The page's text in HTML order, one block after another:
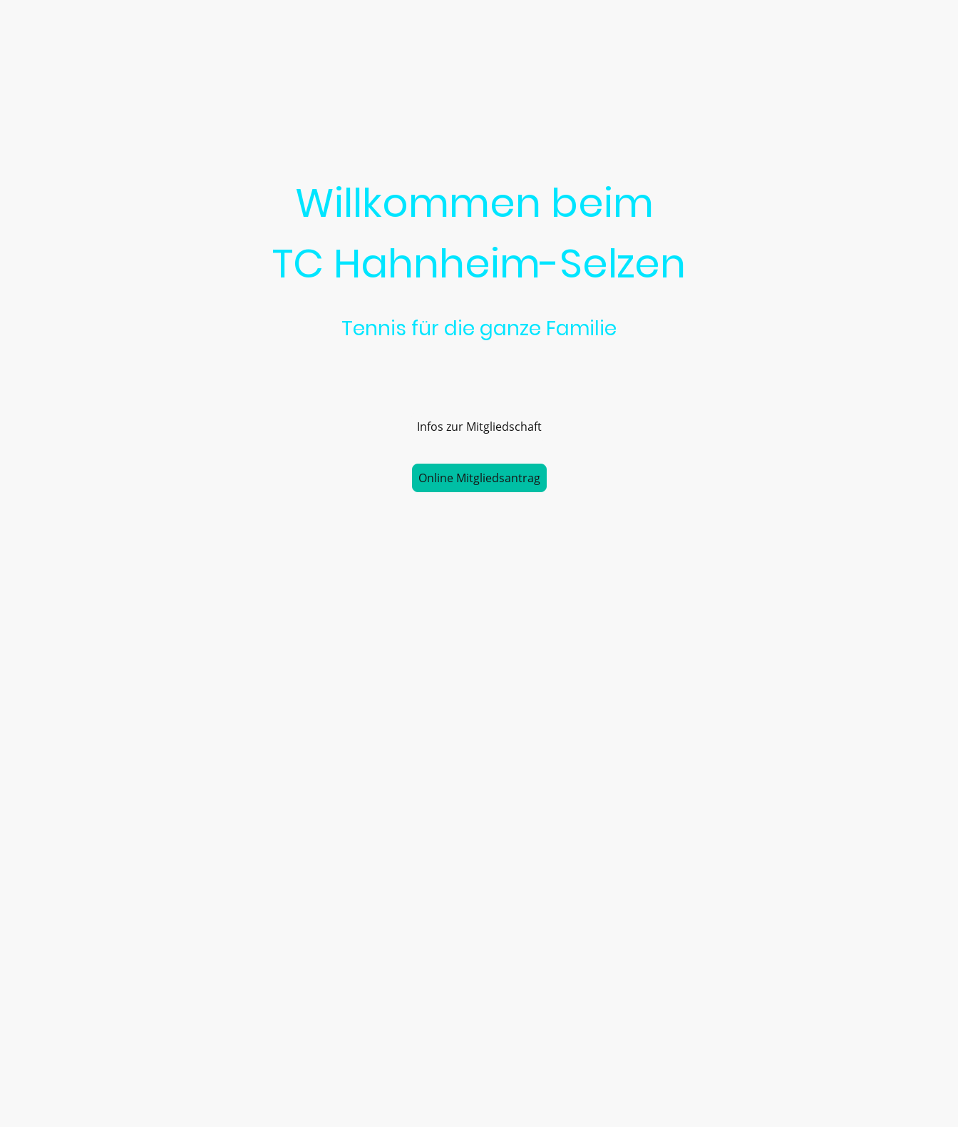
Willkommen beim
TC Hahnheim-Selzen
Tennis für die ganze Familie
Infos zur Mitgliedschaft
Online Mitgliedsantrag